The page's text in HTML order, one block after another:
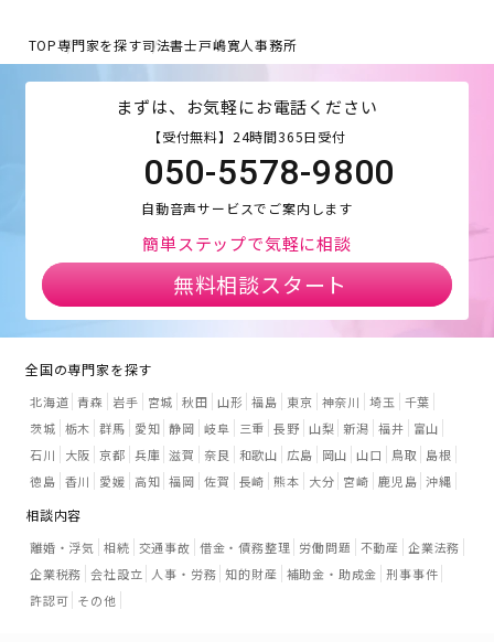
TOP専門家を探す司法書士戸嶋寛人事務所
まずは、お気軽にお電話ください
【受付無料】24時間365日受付
050-5578-9800
自動音声サービスでご案内します
簡単ステップで気軽に相談
無料相談スタート
全国の専門家を探す
北海道 青森 岩手 宮城 秋田 山形 福島 東京 神奈川 埼玉
千葉
茨城 栃木 群馬 愛知 静岡 岐阜 三重 長野 山梨 新潟 福井
富山
石川
大阪 京都 兵庫 滋賀 奈良 和歌山 広島 岡山 山口 鳥取
島根
徳島 香川 愛媛 高知 福岡 佐賀 長崎 熊本 大分 宮崎 鹿児島 沖縄
相談内容
離婚・浮気 相続 交通事故 借金・債務整理 労働問題 不動産 企業法務
企業税務 会社設立 人事・労務 知的財産 補助金・助成金 刑事事件
許認可 その他